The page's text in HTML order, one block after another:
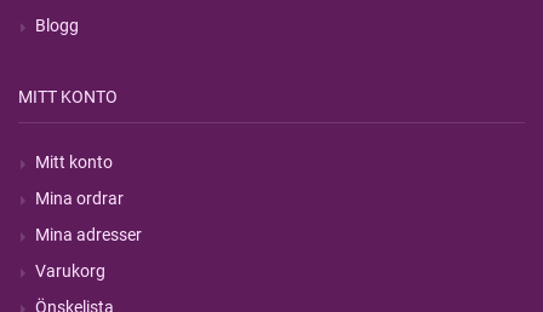
Blogg
MITT KONTO
Mitt konto
Mina ordrar
Mina adresser
Varukorg
Önskelista